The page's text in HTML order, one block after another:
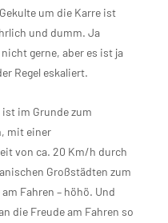
um die Karre ist
und dumm. Ja
gerne, aber es ist ja
Regel eskaliert.
im Grunde zum
mit einer
von ca. 20 Km/h durch
Großstädten zum
Fahren – höhö. Und
die Freude am Fahren so